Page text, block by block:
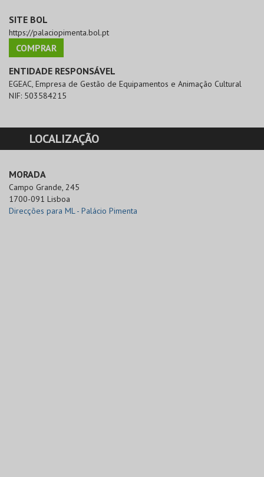
SITE BOL
https://palaciopimenta.bol.pt
COMPRAR
ENTIDADE RESPONSÁVEL
EGEAC, Empresa de Gestão de Equipamentos e Animação Cultural
NIF: 503584215
LOCALIZAÇÃO
MORADA
Campo Grande, 245
1700-091 Lisboa
Direcções para ML - Palácio Pimenta